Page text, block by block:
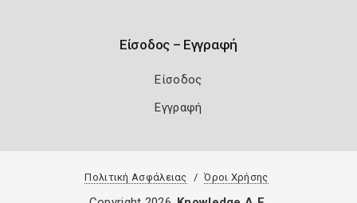
Είσοδος – Εγγραφή
Είσοδος
Εγγραφή
Πολιτική Ασφάλειας Όροι Χρήσης